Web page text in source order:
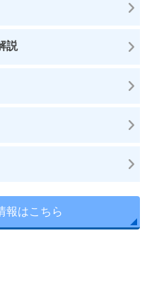
説
報はこちら